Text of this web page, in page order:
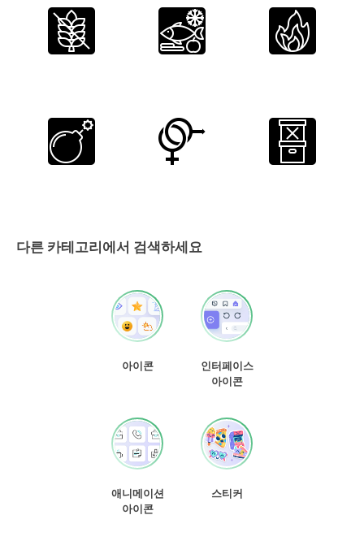
다른 카테고리에서 검색하세요
아이콘
인터페이스
아이콘
애니메이션
아이콘
스티커